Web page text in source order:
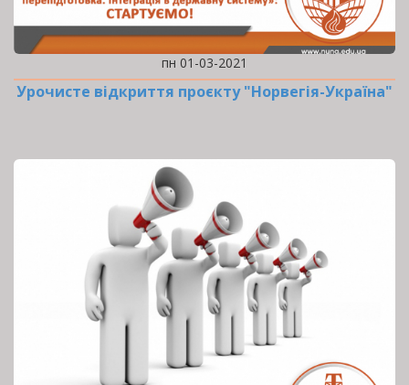
пн 01-03-2021
Урочисте відкриття проєкту "Норвегія-Україна"